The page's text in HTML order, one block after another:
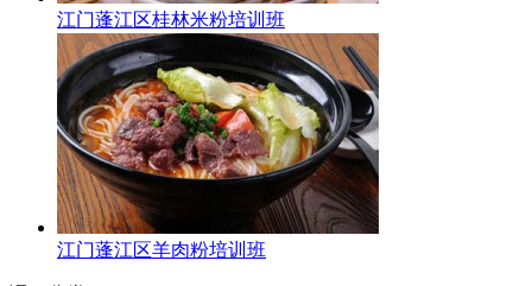
江门蓬江区桂林米粉培训班
江门蓬江区羊肉粉培训班